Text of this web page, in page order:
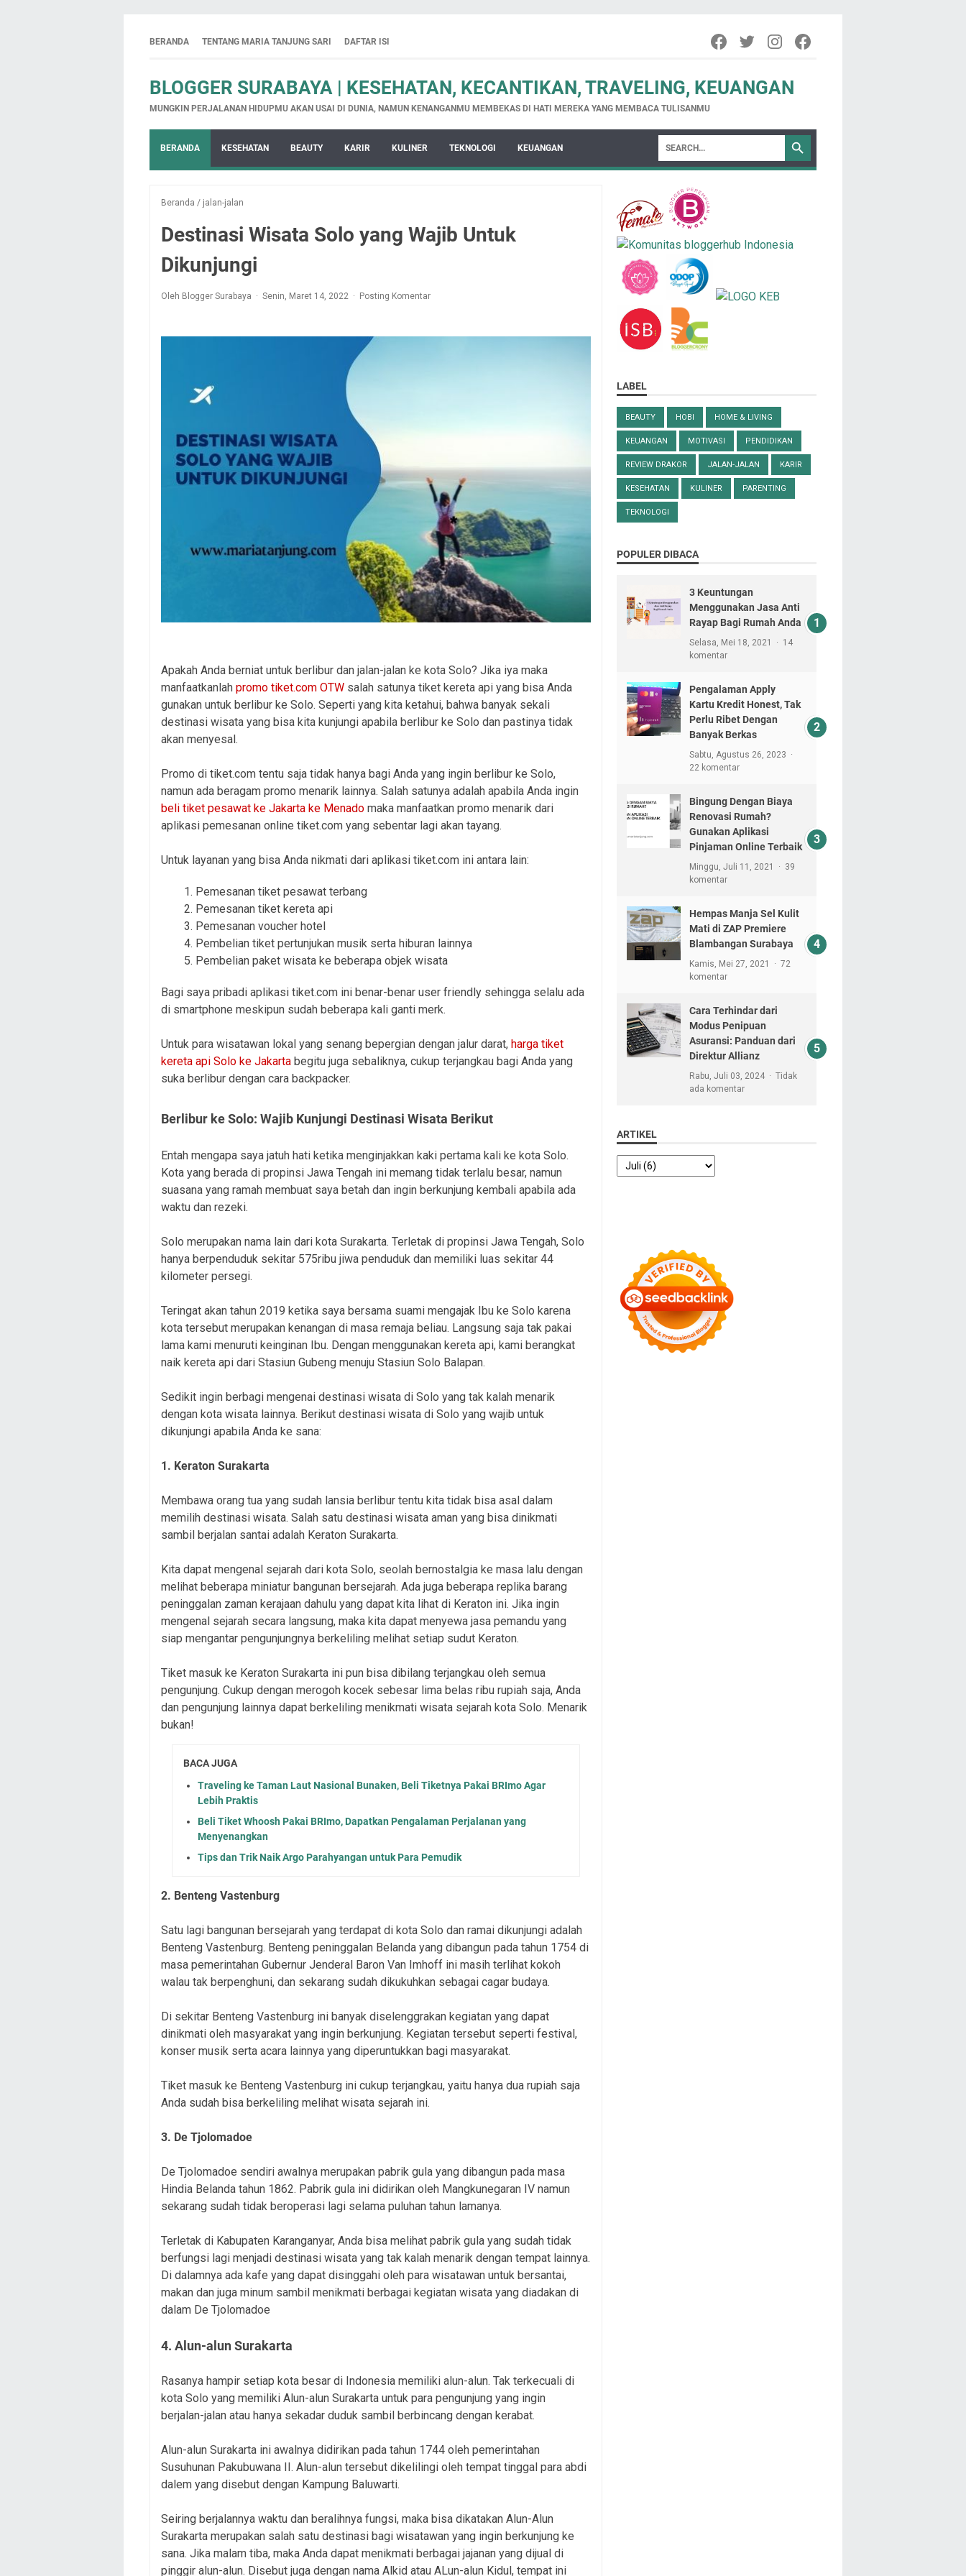
BERANDA TENTANG MARIA TANJUNG SARI DAFTAR ISI
BLOGGER SURABAYA | KESEHATAN, KECANTIKAN, TRAVELING, KEUANGAN
MUNGKIN PERJALANAN HIDUPMU AKAN USAI DI DUNIA, NAMUN KENANGANMU MEMBEKAS DI HATI MEREKA YANG MEMBACA TULISANMU
BERANDA KESEHATAN BEAUTY KARIR KULINER TEKNOLOGI KEUANGAN
Beranda / jalan-jalan
Destinasi Wisata Solo yang Wajib Untuk
Dikunjungi
Oleh Blogger Surabaya Senin, Maret 14, 2022 Posting Komentar
Apakah Anda berniat untuk berlibur dan jalan-jalan ke kota Solo? Jika iya maka
manfaatkanlah promo tiket.com OTW salah satunya tiket kereta api yang bisa Anda
gunakan untuk berlibur ke Solo. Seperti yang kita ketahui, bahwa banyak sekali
destinasi wisata yang bisa kita kunjungi apabila berlibur ke Solo dan pastinya tidak
akan menyesal.
Promo di tiket.com tentu saja tidak hanya bagi Anda yang ingin berlibur ke Solo,
namun ada beragam promo menarik lainnya. Salah satunya adalah apabila Anda ingin
beli tiket pesawat ke Jakarta ke Menado maka manfaatkan promo menarik dari
aplikasi pemesanan online tiket.com yang sebentar lagi akan tayang.
Untuk layanan yang bisa Anda nikmati dari aplikasi tiket.com ini antara lain:
Pemesanan tiket pesawat terbang
Pemesanan tiket kereta api
Pemesanan voucher hotel
Pembelian tiket pertunjukan musik serta hiburan lainnya
Pembelian paket wisata ke beberapa objek wisata
Bagi saya pribadi aplikasi tiket.com ini benar-benar user friendly sehingga selalu ada
di smartphone meskipun sudah beberapa kali ganti merk.
Untuk para wisatawan lokal yang senang bepergian dengan jalur darat, harga tiket
kereta api Solo ke Jakarta begitu juga sebaliknya, cukup terjangkau bagi Anda yang
suka berlibur dengan cara backpacker.
Berlibur ke Solo: Wajib Kunjungi Destinasi Wisata Berikut
Entah mengapa saya jatuh hati ketika menginjakkan kaki pertama kali ke kota Solo.
Kota yang berada di propinsi Jawa Tengah ini memang tidak terlalu besar, namun
suasana yang ramah membuat saya betah dan ingin berkunjung kembali apabila ada
waktu dan rezeki.
Solo merupakan nama lain dari kota Surakarta. Terletak di propinsi Jawa Tengah, Solo
hanya berpenduduk sekitar 575ribu jiwa penduduk dan memiliki luas sekitar 44
kilometer persegi.
Teringat akan tahun 2019 ketika saya bersama suami mengajak Ibu ke Solo karena
kota tersebut merupakan kenangan di masa remaja beliau. Langsung saja tak pakai
lama kami menuruti keinginan Ibu. Dengan menggunakan kereta api, kami berangkat
naik kereta api dari Stasiun Gubeng menuju Stasiun Solo Balapan.
Sedikit ingin berbagi mengenai destinasi wisata di Solo yang tak kalah menarik
dengan kota wisata lainnya. Berikut destinasi wisata di Solo yang wajib untuk
dikunjungi apabila Anda ke sana:
1. Keraton Surakarta
Membawa orang tua yang sudah lansia berlibur tentu kita tidak bisa asal dalam
memilih destinasi wisata. Salah satu destinasi wisata aman yang bisa dinikmati
sambil berjalan santai adalah Keraton Surakarta.
Kita dapat mengenal sejarah dari kota Solo, seolah bernostalgia ke masa lalu dengan
melihat beberapa miniatur bangunan bersejarah. Ada juga beberapa replika barang
peninggalan zaman kerajaan dahulu yang dapat kita lihat di Keraton ini. Jika ingin
mengenal sejarah secara langsung, maka kita dapat menyewa jasa pemandu yang
siap mengantar pengunjungnya berkeliling melihat setiap sudut Keraton.
Tiket masuk ke Keraton Surakarta ini pun bisa dibilang terjangkau oleh semua
pengunjung. Cukup dengan merogoh kocek sebesar lima belas ribu rupiah saja, Anda
dan pengunjung lainnya dapat berkeliling menikmati wisata sejarah kota Solo. Menarik
bukan!
BACA JUGA
Traveling ke Taman Laut Nasional Bunaken, Beli Tiketnya Pakai BRImo Agar
Lebih Praktis
Beli Tiket Whoosh Pakai BRImo, Dapatkan Pengalaman Perjalanan yang
Menyenangkan
Tips dan Trik Naik Argo Parahyangan untuk Para Pemudik
2. Benteng Vastenburg
Satu lagi bangunan bersejarah yang terdapat di kota Solo dan ramai dikunjungi adalah
Benteng Vastenburg. Benteng peninggalan Belanda yang dibangun pada tahun 1754 di
masa pemerintahan Gubernur Jenderal Baron Van Imhoff ini masih terlihat kokoh
walau tak berpenghuni, dan sekarang sudah dikukuhkan sebagai cagar budaya.
Di sekitar Benteng Vastenburg ini banyak diselenggrakan kegiatan yang dapat
dinikmati oleh masyarakat yang ingin berkunjung. Kegiatan tersebut seperti festival,
konser musik serta acara lainnya yang diperuntukkan bagi masyarakat.
Tiket masuk ke Benteng Vastenburg ini cukup terjangkau, yaitu hanya dua rupiah saja
Anda sudah bisa berkeliling melihat wisata sejarah ini.
3. De Tjolomadoe
De Tjolomadoe sendiri awalnya merupakan pabrik gula yang dibangun pada masa
Hindia Belanda tahun 1862. Pabrik gula ini didirikan oleh Mangkunegaran IV namun
sekarang sudah tidak beroperasi lagi selama puluhan tahun lamanya.
Terletak di Kabupaten Karanganyar, Anda bisa melihat pabrik gula yang sudah tidak
berfungsi lagi menjadi destinasi wisata yang tak kalah menarik dengan tempat lainnya.
Di dalamnya ada kafe yang dapat disinggahi oleh para wisatawan untuk bersantai,
makan dan juga minum sambil menikmati berbagai kegiatan wisata yang diadakan di
dalam De Tjolomadoe
4. Alun-alun Surakarta
Rasanya hampir setiap kota besar di Indonesia memiliki alun-alun. Tak terkecuali di
kota Solo yang memiliki Alun-alun Surakarta untuk para pengunjung yang ingin
berjalan-jalan atau hanya sekadar duduk sambil berbincang dengan kerabat.
Alun-alun Surakarta ini awalnya didirikan pada tahun 1744 oleh pemerintahan
Susuhunan Pakubuwana II. Alun-alun tersebut dikelilingi oleh tempat tinggal para abdi
dalem yang disebut dengan Kampung Baluwarti.
Seiring berjalannya waktu dan beralihnya fungsi, maka bisa dikatakan Alun-Alun
Surakarta merupakan salah satu destinasi bagi wisatawan yang ingin berkunjung ke
sana. Jika malam tiba, maka Anda dapat menikmati berbagai jajanan yang dijual di
pinggir alun-alun. Disebut juga dengan nama Alkid atau ALun-alun Kidul, tempat ini
LABEL
BEAUTY HOBI HOME & LIVING
KEUANGAN MOTIVASI PENDIDIKAN
REVIEW DRAKOR JALAN-JALAN KARIR
KESEHATAN KULINER PARENTING
TEKNOLOGI
POPULER DIBACA
3 Keuntungan
Menggunakan Jasa Anti
Rayap Bagi Rumah Anda
Selasa, Mei 18, 2021
14
komentar
Pengalaman Apply
Kartu Kredit Honest, Tak
Perlu Ribet Dengan
Banyak Berkas
Sabtu, Agustus 26, 2023
22 komentar
Bingung Dengan Biaya
Renovasi Rumah?
Gunakan Aplikasi
Pinjaman Online Terbaik
Minggu, Juli 11, 2021
39
komentar
Hempas Manja Sel Kulit
Mati di ZAP Premiere
Blambangan Surabaya
Kamis, Mei 27, 2021
72
komentar
Cara Terhindar dari
Modus Penipuan
Asuransi: Panduan dari
Direktur Allianz
Rabu, Juli 03, 2024
Tidak
ada komentar
ARTIKEL